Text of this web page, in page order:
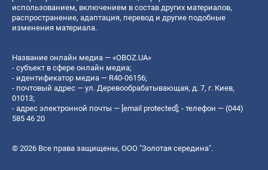
использованием, включением в состав других материалов,
распространение, адаптация, перевод и другие подобные
изменения материала.
Название онлайн медиа — «OBOZ.UA»
- субъект в сфере онлайн медиа;
- идентификатор медиа — R40-06156;
- почтовый адрес — ул. Деревообрабатывающая, д. 7, г. Киев,
01013;
- адрес электронной почты — [email protected] ; - телефон — (044)
585 46 20
© 2026 Все права защищены, ООО "Золотая середина".